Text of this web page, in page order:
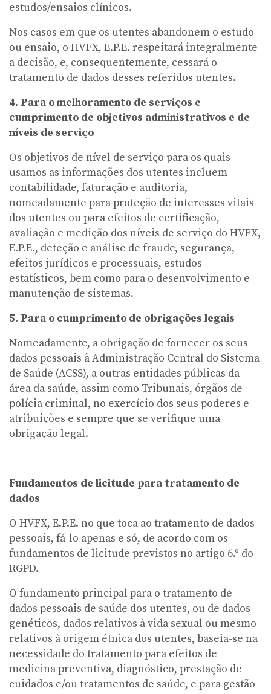
estudos/ensaios clínicos.
Nos casos em que os utentes abandonem o estudo
ou ensaio, o HVFX, E.P.E. respeitará integralmente
a decisão, e, consequentemente, cessará o
tratamento de dados desses referidos utentes.
4. Para o melhoramento de serviços e
cumprimento de objetivos administrativos e de
níveis de serviço
Os objetivos de nível de serviço para os quais
usamos as informações dos utentes incluem
contabilidade, faturação e auditoria,
nomeadamente para proteção de interesses vitais
dos utentes ou para efeitos de certificação,
avaliação e medição dos níveis de serviço do HVFX,
E.P.E., deteção e análise de fraude, segurança,
efeitos jurídicos e processuais, estudos
estatísticos, bem como para o desenvolvimento e
manutenção de sistemas.
5. Para o cumprimento de obrigações legais
Nomeadamente, a obrigação de fornecer os seus
dados pessoais à Administração Central do Sistema
de Saúde (ACSS), a outras entidades públicas da
área da saúde, assim como Tribunais, órgãos de
polícia criminal, no exercício dos seus poderes e
atribuições e sempre que se verifique uma
obrigação legal.
Fundamentos de licitude para tratamento de
dados
O HVFX, E.P.E. no que toca ao tratamento de dados
pessoais, fá-lo apenas e só, de acordo com os
fundamentos de licitude previstos no artigo 6.º do
RGPD.
O fundamento principal para o tratamento de
dados pessoais de saúde dos utentes, ou de dados
genéticos, dados relativos à vida sexual ou mesmo
relativos à origem étnica dos utentes, baseia-se na
necessidade do tratamento para efeitos de
medicina preventiva, diagnóstico, prestação de
cuidados e/ou tratamentos de saúde, e para gestão